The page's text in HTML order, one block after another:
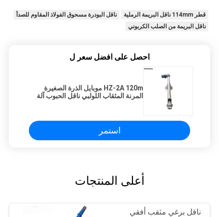
قطر 114mm ناقل البريمة الرملية
ناقل البودرة مسحوق الفولاذ المقاوم للصدأ
ناقل البريمة من الصلب الكربوني
احصل على افضل سعر ل
HZ-2A 120m موبايل الذرة الصغيرة
المرنة المثقاب اللولبي ناقل الحبوب آلة
استمر
أعلى المنتجات
ناقل برغي مثقب أفقي